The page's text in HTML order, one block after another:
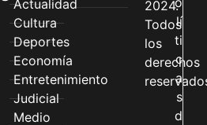
MUJERES
A
CANALES
EN
Actualidad
Cultura
Deportes
Economía
Entretenimiento
Judicial
Medio
2024.
Todos
los
derechos
lí
ti
c
a
s
d